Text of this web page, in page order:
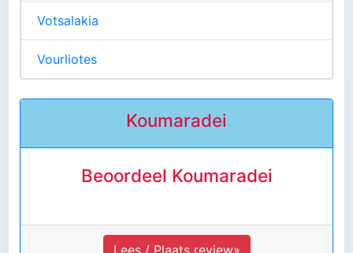
Votsalakia
Vourliotes
Koumaradei
Beoordeel Koumaradei
Lees / Plaats review»